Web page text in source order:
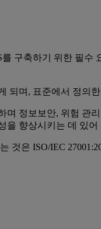
구축하기 위한 필
되며, 표준에서 정의
정보보안, 위험
을 향상시키는 데 있
은 ISO/IEC